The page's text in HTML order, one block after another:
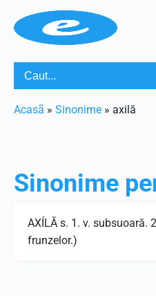
Acasã » Sinonime » axilă
Sinonime
AXÍLĂ s. 1. v. subsuoară.
frunzelor.)